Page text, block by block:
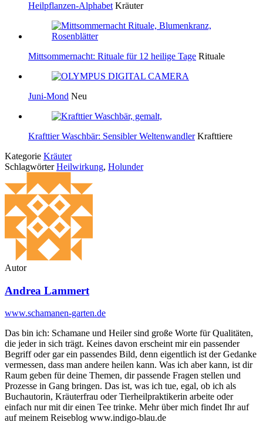
Heilpflanzen-Alphabet Kräuter
Mittsommernacht: Rituale für 12 heilige Tage Rituale
Juni-Mond Neu
Krafttier Waschbär: Sensibler WeltenwandlerKrafttiere
Kategorie Kräuter
SchlagwörterHeilwirkung, Holunder
Autor
Andrea Lammert
www.schamanen-garten.de
Das bin ich: Schamane und Heiler sind große Worte für Qualitäten,
die jeder in sich trägt. Keines davon erscheint mir ein passender
Begriff oder gar ein passendes Bild, denn eigentlich ist der Gedanke
vermessen, dass man andere heilen kann. Was ich aber kann, ist dir
Raum geben für deine Themen, dir passende Fragen stellen und
Prozesse in Gang bringen. Das ist, was ich tue, egal, ob ich als
Buchautorin, Kräuterfrau oder Tierheilpraktikerin arbeite oder
einfach nur mit dir einen Tee trinke. Mehr über mich findet Ihr auf
auf meinem Reiseblog www.indigo-blau.de